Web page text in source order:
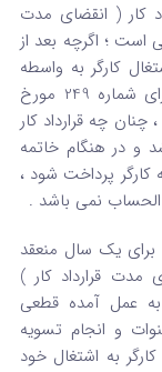
کار ( انقضای مدت
؛ اگرچه بعد از
کارگر به واسطه
قرارداد جدید ادامه یابد . بنابراین با توجه به رای شماره 249 مورخ
، چنان چه قرارداد کار
و در هنگام خاتمه
کارگر پرداخت شود ،
نمی باشد .
یک سال منعقد
مدت قرارداد کار )
عمل آمده قطعی
و انجام تسویه
به اشتغال خود